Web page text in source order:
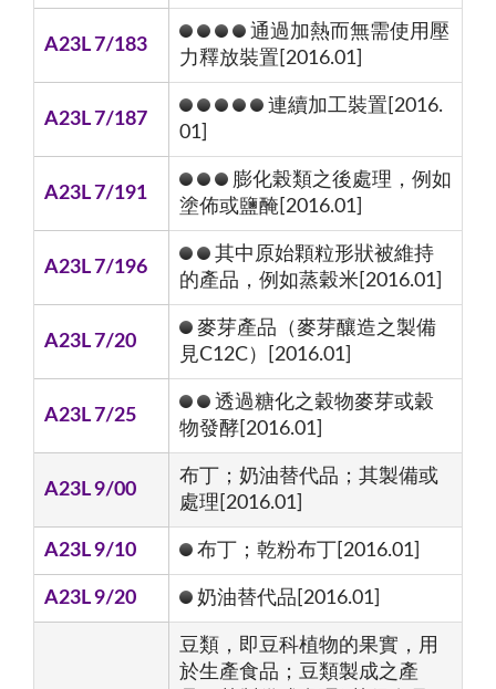
A23L 7/183
通過加熱而無需使用壓
力釋放裝置[2016.01]
A23L 7/187
連續加工裝置[2016.
01]
A23L 7/191
膨化榖類之後處理，例如
塗佈或鹽醃[2016.01]
A23L 7/196
其中原始顆粒形狀被維持
的產品，例如蒸穀米[2016.01]
A23L 7/20
麥芽產品（麥芽釀造之製備
見C12C）[2016.01]
A23L 7/25
透過糖化之穀物麥芽或穀
物發酵[2016.01]
A23L 9/00
布丁；奶油替代品；其製備或
處理[2016.01]
A23L 9/10 布丁；乾粉布丁[2016.01]
A23L 9/20 奶油替代品[2016.01]
豆類，即豆科植物的果實，用
於生產食品；豆類製成之產